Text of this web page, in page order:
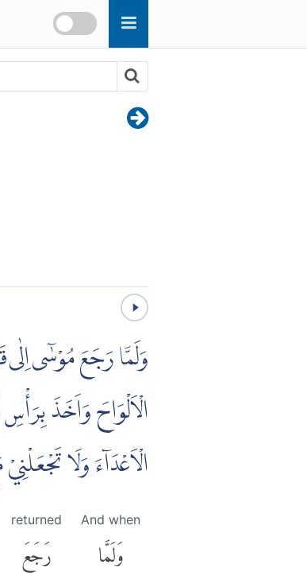
وَلَمَّا رَجَعَ مُوْسٰٓى
الْاَلْوَاحَ وَاَخَذَ
الْاَعْدَاۤءَ وَلَا
And when
وَلَمَّا
returned
رَجَعَ